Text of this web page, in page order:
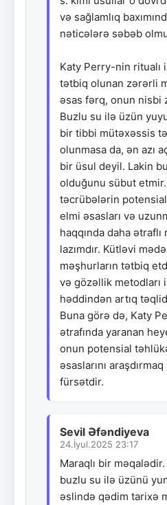
və sağlamlıq
nəticələrə səbəb
Katy Perry-nin ritualı
tətbiq olunan zərərli
əsas fərq, onun nisbi
Buzlu su ilə üzün
bir tibbi mütəxəssis
olunmasa da, ən azı
bir üsul deyil. Lakin
olduğunu sübut
təcrübələrin
elmi əsasları və
haqqında daha
lazımdır. Kütləvi
məşhurların tətbiq
və gözəllik metodları
həddindən artıq
Buna görə də, Katy
ətrafında yaranan
onun potensial
əsaslarını
fürsətdir.
Sevil Əfəndiyeva
24.İyul.2025 23:17
Maraqlı bir
buzlu su ilə üzünü
əslində qədim tarixə